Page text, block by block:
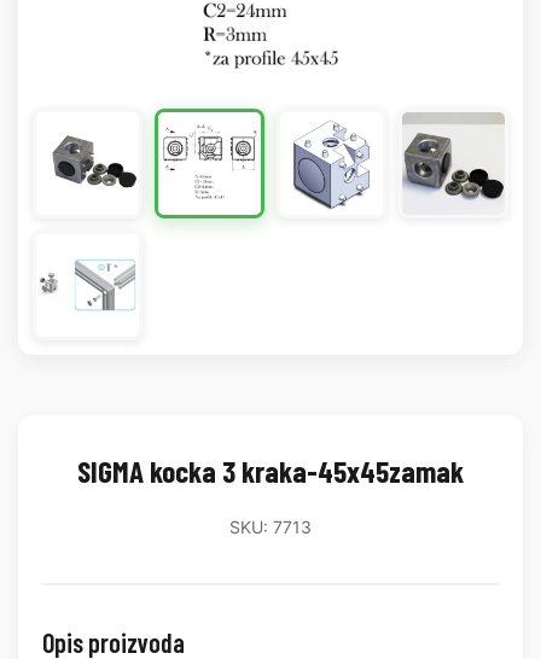
SIGMA kocka 3 kraka-45x45zamak
SKU: 7713
Opis proizvoda